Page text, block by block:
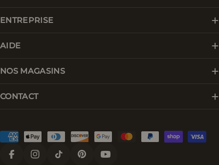
ENTREPRISE
AIDE
NOS MAGASINS
CONTACT
Modes
paiement
FacebookInstagramTik TokPinterest